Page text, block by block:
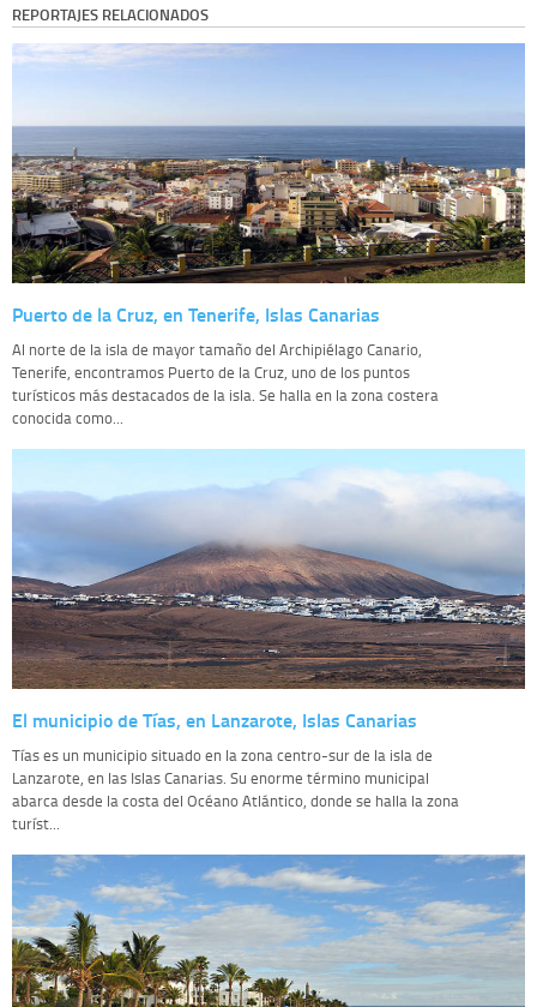
REPORTAJES RELACIONADOS
Puerto de la Cruz, en Tenerife, Islas Canarias
Al norte de la isla de mayor tamaño del Archipiélago Canario,
Tenerife, encontramos Puerto de la Cruz, uno de los puntos
turísticos más destacados de la isla. Se halla en la zona costera
conocida como...
El municipio de Tías, en Lanzarote, Islas Canarias
Tías es un municipio situado en la zona centro-sur de la isla de
Lanzarote, en las Islas Canarias. Su enorme término municipal
abarca desde la costa del Océano Atlántico, donde se halla la zona
turíst...